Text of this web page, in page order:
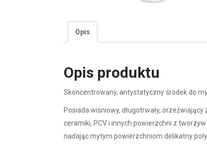
Opis
Opis produktu
Skoncentrowany, antystatyczny środek do
Posiada wiśniowy, długotrwały,
ceramiki, PCV i innych powierzchni z
nadając mytym powierzchniom delikatny